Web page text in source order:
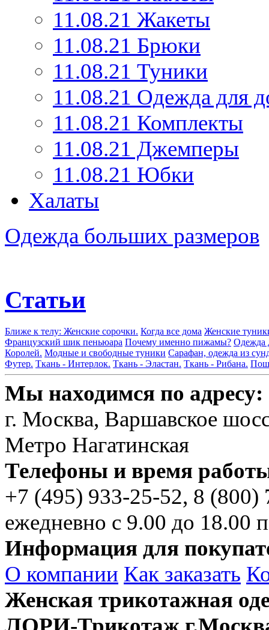
11.08.21 Жакеты
11.08.21 Брюки
11.08.21 Туники
11.08.21 Одежда для
11.08.21 Комплекты
11.08.21 Джемперы
11.08.21 Юбки
Халаты
Одежда больших размеров
Статьи
Ближе к телу: Женские сорочки. Когда все дома Женские
Французский шик пеньюара Почему именно пижамы? Одежда
Королей. Модные и свободные туники Сарафан, одежда из
Футер. Ткань - Интерлок. Ткань - Эластан. Ткань - Рибана.
Мы находимся по адресу:
г. Москва, Варшавское
Метро Нагатинская
Телефоны и время
+7 (495) 933-25-52, 8 (800)
ежедневно с 9.00 до 18.00
Информация для
О компании Как заказать
Женская трикотажная